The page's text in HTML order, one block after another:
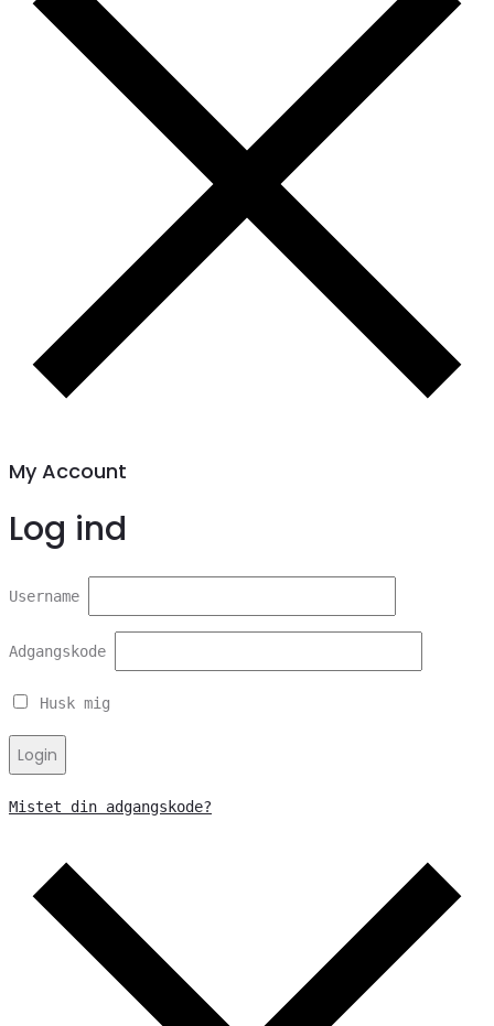
My Account
Log ind
Username
Adgangskode
Husk mig
Login
Mistet din adgangskode?